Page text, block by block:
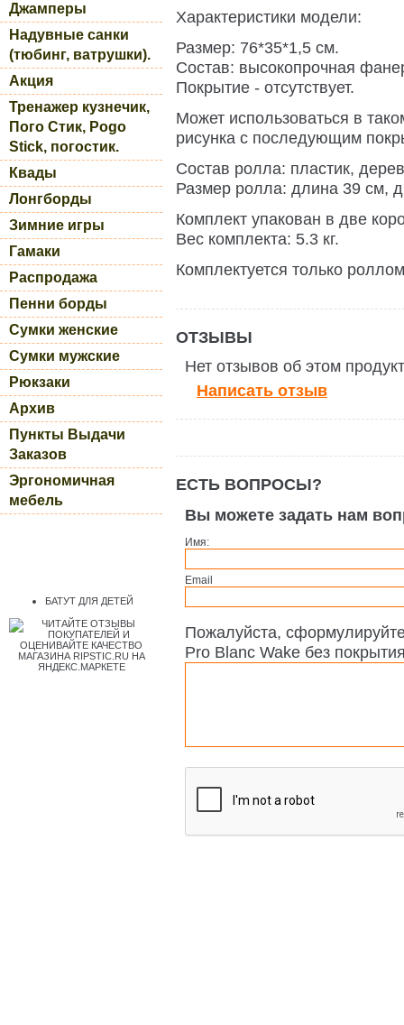
Джамперы
Надувные санки
(тюбинг, ватрушки).
Акция
Тренажер кузнечик,
Пого Стик, Pogo
Stick, погостик.
Квады
Лонгборды
Зимние игры
Гамаки
Распродажа
Пенни борды
Сумки женские
Сумки мужские
Рюкзаки
Архив
Пункты Выдачи
Заказов
Эргономичная
мебель
БАТУТ ДЛЯ ДЕТЕЙ
Характеристики модели:
Размер: 76*35*1,5 см.
Состав: высокопрочная
Покрытие - отсутствует.
Может использоваться в
рисунка с последующим
Состав ролла: пластик,
Размер ролла: длина 39 см,
Комплект упакован в две
Вес комплекта: 5.3 кг.
Комплектуется только
ОТЗЫВЫ
Нет отзывов об этом
Написать отзыв
ЕСТЬ ВОПРОСЫ?
Вы можете задать нам
Имя:
Email
Пожалуйста,
Pro Blanc Wake без